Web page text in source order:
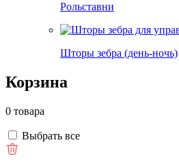
Рольставни
Шторы зебра (день-ночь)
Корзина
0 товара
Выбрать все